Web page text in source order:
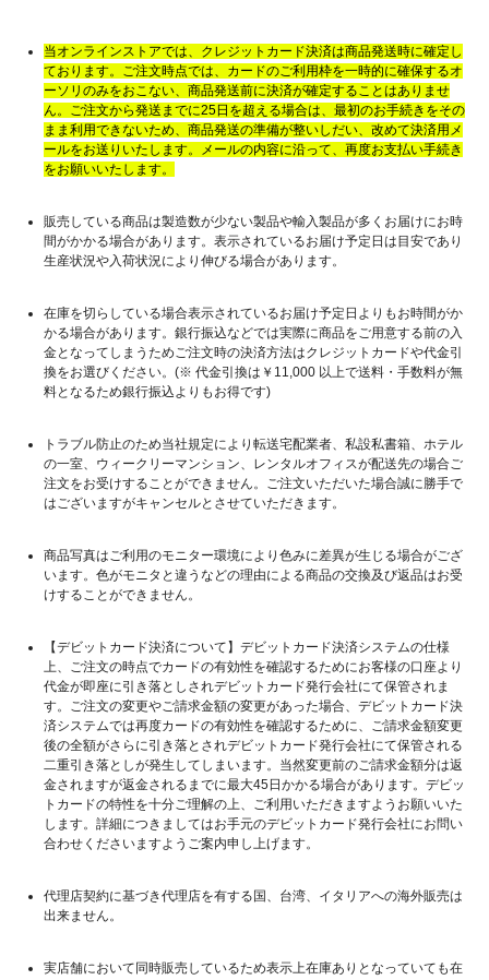
当オンラインストアでは、クレジットカード決済は商品発送時に確定し
ております。ご注文時点では、カードのご利用枠を一時的に確保するオ
ーソリのみをおこない、商品発送前に決済が確定することはありませ
ん。ご注文から発送までに25日を超える場合は、最初のお手続きをその
まま利用できないため、商品発送の準備が整いしだい、改めて決済用メ
ールをお送りいたします。メールの内容に沿って、再度お支払い手続き
をお願いいたします。
販売している商品は製造数が少ない製品や輸入製品が多くお届けにお時
間がかかる場合があります。表示されているお届け予定日は目安であり
生産状況や入荷状況により伸びる場合があります。
在庫を切らしている場合表示されているお届け予定日よりもお時間がか
かる場合があります。銀行振込などでは実際に商品をご用意する前の入
金となってしまうためご注文時の決済方法はクレジットカードや代金引
換をお選びください。(※ 代金引換は￥11,000 以上で送料・手数料が無
料となるため銀行振込よりもお得です)
トラブル防止のため当社規定により転送宅配業者、私設私書箱、ホテル
の一室、ウィークリーマンション、レンタルオフィスが配送先の場合ご
注文をお受けすることができません。ご注文いただいた場合誠に勝手で
はございますがキャンセルとさせていただきます。
商品写真はご利用のモニター環境により色みに差異が生じる場合がござ
います。色がモニタと違うなどの理由による商品の交換及び返品はお受
けすることができません。
【デビットカード決済について】デビットカード決済システムの仕様
上、ご注文の時点でカードの有効性を確認するためにお客様の口座より
代金が即座に引き落としされデビットカード発行会社にて保管されま
す。ご注文の変更やご請求金額の変更があった場合、デビットカード決
済システムでは再度カードの有効性を確認するために、ご請求金額変更
後の全額がさらに引き落とされデビットカード発行会社にて保管される
二重引き落としが発生してしまいます。当然変更前のご請求金額分は返
金されますが返金されるまでに最大45日かかる場合があります。デビッ
トカードの特性を十分ご理解の上、ご利用いただきますようお願いいた
します。詳細につきましてはお手元のデビットカード発行会社にお問い
合わせくださいますようご案内申し上げます。
代理店契約に基づき代理店を有する国、台湾、イタリアへの海外販売は
出来ません。
実店舗において同時販売しているため表示上在庫ありとなっていても在